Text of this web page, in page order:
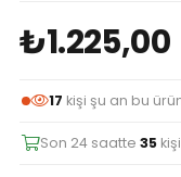
₺1.225,00
17 kişi şu an bu
Son 24 saatte35